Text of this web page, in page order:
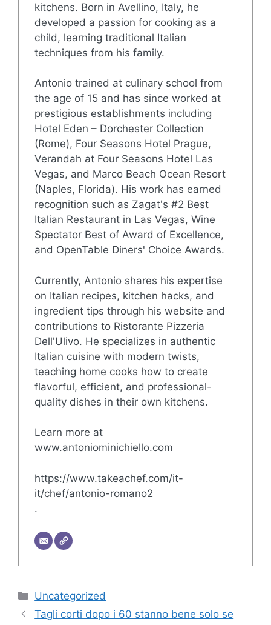
kitchens. Born in Avellino, Italy, he
developed a passion for cooking as a
child, learning traditional Italian
techniques from his family.
Antonio trained at culinary school from
the age of 15 and has since worked at
prestigious establishments including
Hotel Eden – Dorchester Collection
(Rome), Four Seasons Hotel Prague,
Verandah at Four Seasons Hotel Las
Vegas, and Marco Beach Ocean Resort
(Naples, Florida). His work has earned
recognition such as Zagat's #2 Best
Italian Restaurant in Las Vegas, Wine
Spectator Best of Award of Excellence,
and OpenTable Diners' Choice Awards.
Currently, Antonio shares his expertise
on Italian recipes, kitchen hacks, and
ingredient tips through his website and
contributions to Ristorante Pizzeria
Dell'Ulivo. He specializes in authentic
Italian cuisine with modern twists,
teaching home cooks how to create
flavorful, efficient, and professional-
quality dishes in their own kitchens.
Learn more at
www.antoniominichiello.com
https://www.takeachef.com/it-
it/chef/antonio-romano2
.
Categorie
Uncategorized
Tagli corti dopo i 60 stanno bene solo se